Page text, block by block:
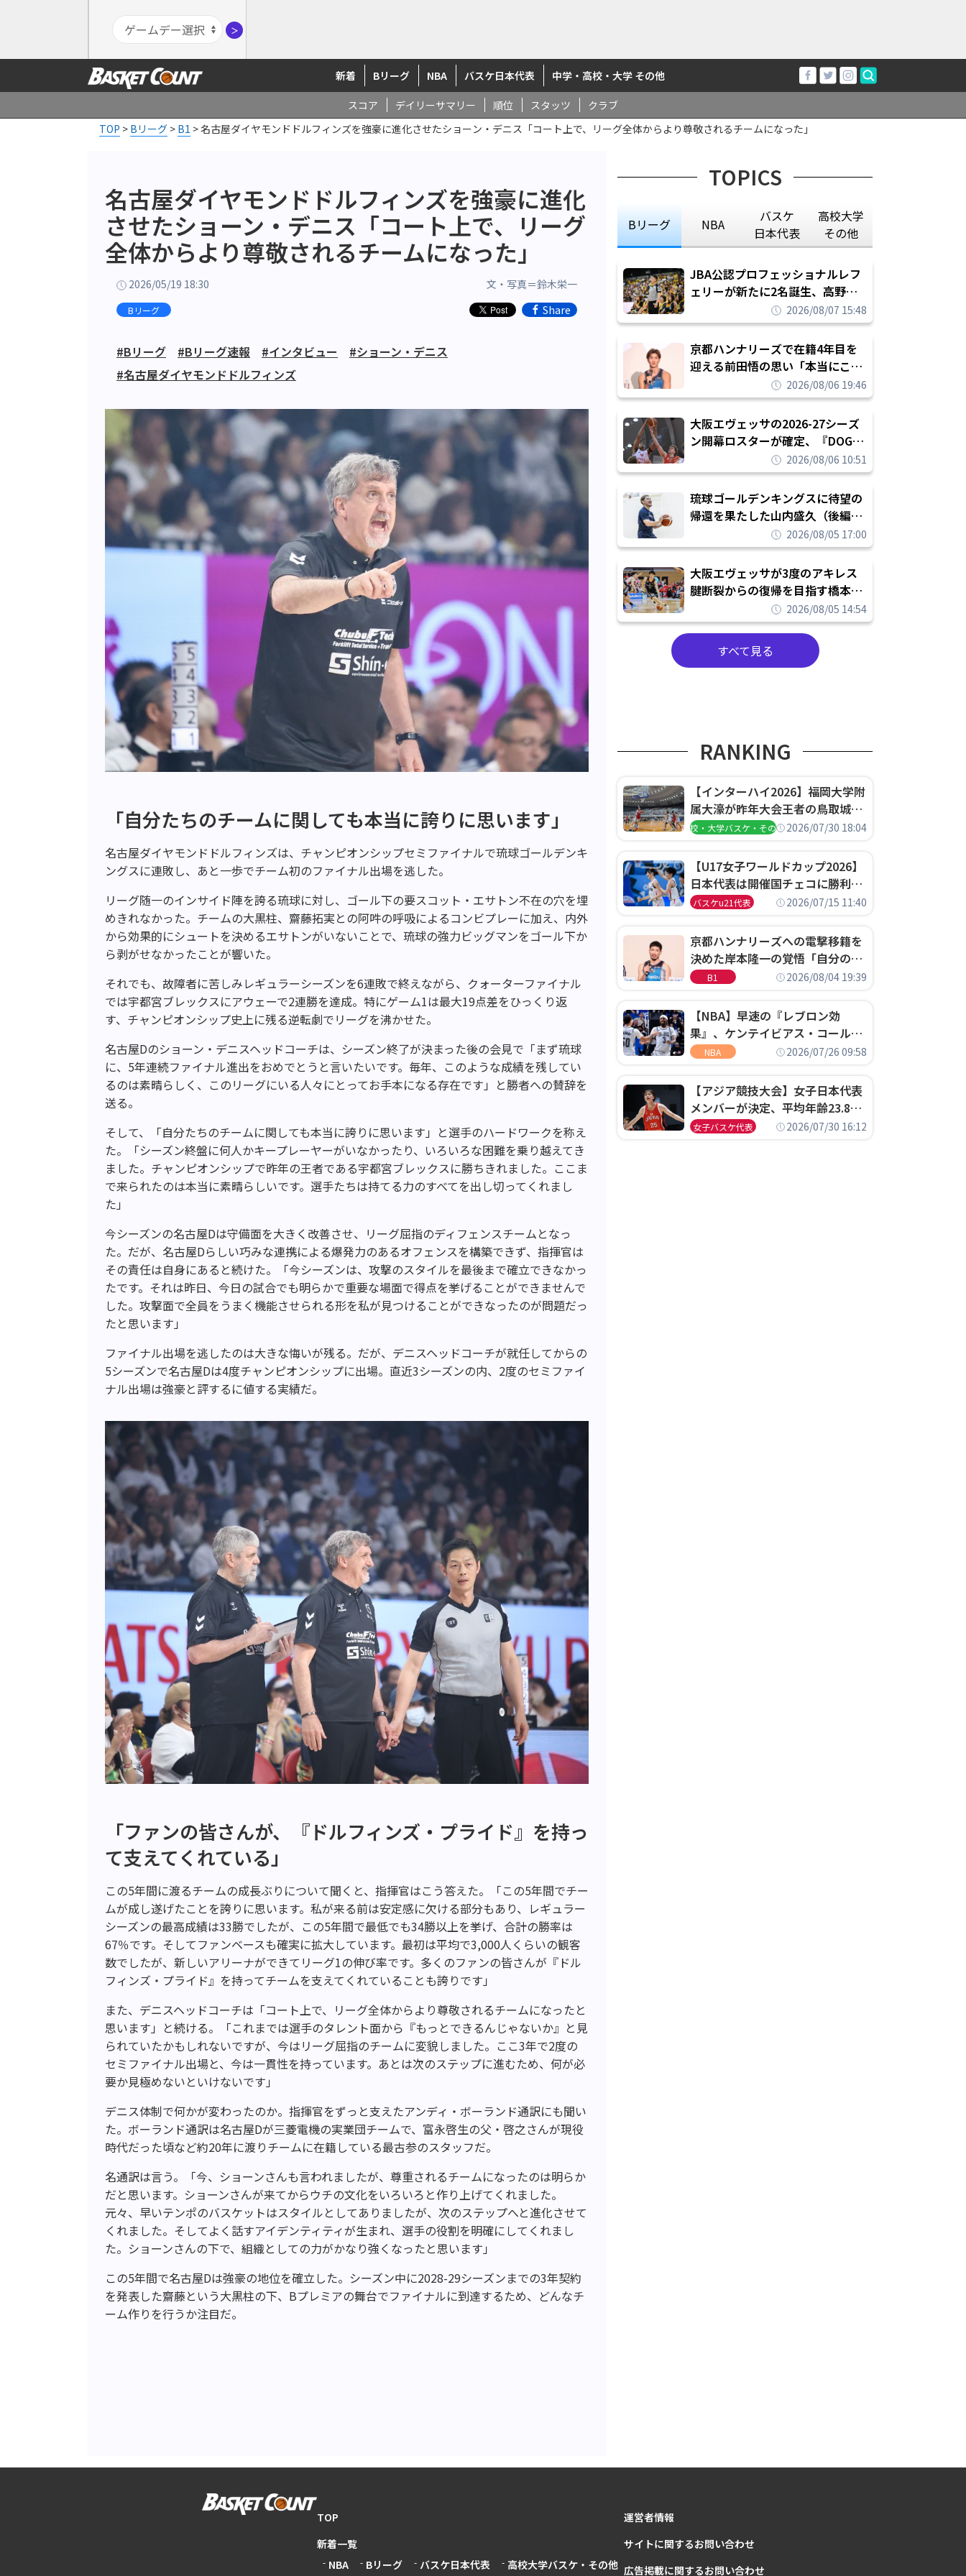
＞
新着 Bリーグ NBA バスケ日本代表 中学・高校・大学 その他
スコア デイリーサマリー 順位 スタッツ
クラブ
TOP > Bリーグ > B1 >名古屋ダイヤモンドドルフィンズを強豪に進化させたショーン・デニス「コート上で、リーグ全体からより尊敬されるチームになった」
名古屋ダイヤモンドドルフィンズを強豪に進化
させたショーン・デニス「コート上で、リーグ
全体からより尊敬されるチームになった」
2026/05/19 18:30 文・写真＝鈴木栄一
Bリーグ Share
#Bリーグ #Bリーグ速報 #インタビュー
#ショーン・デニス
#名古屋ダイヤモンドドルフィンズ
「自分たちのチームに関しても本当に誇りに思います」
名古屋ダイヤモンドドルフィンズは、チャンピオンシップセミファイナルで琉球ゴールデンキ
ングスに連敗し、あと一歩でチーム初のファイナル出場を逃した。
リーグ随一のインサイド陣を誇る琉球に対し、ゴール下の要スコット・エサトン不在の穴を埋
めきれなかった。チームの大黒柱、齋藤拓実との阿吽の呼吸によるコンビプレーに加え、内外
から効果的にシュートを決めるエサトンがいないことで、琉球の強力ビッグマンをゴール下か
ら剥がせなかったことが響いた。
それでも、故障者に苦しみレギュラーシーズンを6連敗で終えながら、クォーターファイナル
では宇都宮ブレックスにアウェーで2連勝を達成。特にゲーム1は最大19点差をひっくり返
す、チャンピオンシップ史上に残る逆転劇でリーグを沸かせた。
名古屋Dのショーン・デニスヘッドコーチは、シーズン終了が決まった後の会見で「まず琉球
に、5年連続ファイナル進出をおめでとうと言いたいです。毎年、このような成績を残してい
るのは素晴らしく、このリーグにいる人々にとってお手本になる存在です」と勝者への賛辞を
送る。
そして、「自分たちのチームに関しても本当に誇りに思います」と選手のハードワークを称え
た。「シーズン終盤に何人かキープレーヤーがいなかったり、いろいろな困難を乗り越えてき
ました。チャンピオンシップで昨年の王者である宇都宮ブレックスに勝ちきれました。ここま
で来られたのは本当に素晴らしいです。選手たちは持てる力のすべてを出し切ってくれまし
た」
今シーズンの名古屋Dは守備面を大きく改善させ、リーグ屈指のディフェンスチームとなっ
た。だが、名古屋Dらしい巧みな連携による爆発力のあるオフェンスを構築できず、指揮官は
その責任は自身にあると続けた。「今シーズンは、攻撃のスタイルを最後まで確立できなかっ
たです。それは昨日、今日の試合でも明らかで重要な場面で得点を挙げることができませんで
した。攻撃面で全員をうまく機能させられる形を私が見つけることができなったのが問題だっ
たと思います」
ファイナル出場を逃したのは大きな悔いが残る。だが、デニスヘッドコーチが就任してからの
5シーズンで名古屋Dは4度チャンピオンシップに出場。直近3シーズンの内、2度のセミファイ
ナル出場は強豪と評するに値する実績だ。
「ファンの皆さんが、『ドルフィンズ・プライド』を持っ
て支えてくれている」
この5年間に渡るチームの成長ぶりについて聞くと、指揮官はこう答えた。「この5年間でチー
ムが成し遂げたことを誇りに思います。私が来る前は安定感に欠ける部分もあり、レギュラー
シーズンの最高成績は33勝でしたが、この5年間で最低でも34勝以上を挙げ、合計の勝率は
67％です。そしてファンベースも確実に拡大しています。最初は平均で3,000人くらいの観客
数でしたが、新しいアリーナができてリーグ1の伸び率です。多くのファンの皆さんが『ドル
フィンズ・プライド』を持ってチームを支えてくれていることも誇りです」
また、デニスヘッドコーチは「コート上で、リーグ全体からより尊敬されるチームになったと
思います」と続ける。「これまでは選手のタレント面から『もっとできるんじゃないか』と見
られていたかもしれないですが、今はリーグ屈指のチームに変貌しました。ここ3年で2度の
セミファイナル出場と、今は一貫性を持っています。あとは次のステップに進むため、何が必
要か見極めないといけないです」
デニス体制で何かが変わったのか。指揮官をずっと支えたアンディ・ボーランド通訳にも聞い
た。ボーランド通訳は名古屋Dが三菱電機の実業団チームで、富永啓生の父・啓之さんが現役
時代だった頃など約20年に渡りチームに在籍している最古参のスタッフだ。
名通訳は言う。「今、ショーンさんも言われましたが、尊重されるチームになったのは明らか
だと思います。ショーンさんが来てからウチの文化をいろいろと作り上げてくれました。
元々、早いテンポのバスケットはスタイルとしてありましたが、次のステップへと進化させて
くれました。そしてよく話すアイデンティティが生まれ、選手の役割を明確にしてくれまし
た。ショーンさんの下で、組織としての力がかなり強くなったと思います」
この5年間で名古屋Dは強豪の地位を確立した。シーズン中に2028-29シーズンまでの3年契約
を発表した齋藤という大黒柱の下、Bプレミアの舞台でファイナルに到達するため、どんなチ
ーム作りを行うか注目だ。
TOPICS
Bリーグ NBA
バスケ
日本代表
高校大学
その他
JBA公認プロフェッショナルレフ
ェリーが新たに2名誕生、高野晃
平は16年間続けた会社員生活に別
れを告げてプロ転向を決断
2026/08/07 15:48
京都ハンナリーズで在籍4年目を
迎える前田悟の思い「本当にこの
チームで勝ちたい、負けたまま舐
められたまま終わりたくない」
2026/08/06 19:46
大阪エヴェッサの2026-27シーズ
ン開幕ロスターが確定、『DOG
FIGHT』のチームカルチャーを推
し進めて結果を求めるシーズンへ
2026/08/06 10:51
琉球ゴールデンキングスに待望の
帰還を果たした山内盛久（後編）
「1人のウチナーンチュとしてみ
んなが誇りに思えるチームにして
いく」
2026/08/05 17:00
大阪エヴェッサが3度のアキレス
腱断裂からの復帰を目指す橋本拓
哉と契約を締結「もう一度コート
に立ちたい」
2026/08/05 14:54
すべて見る
RANKING
【インターハイ2026】福岡大学附
属大濠が昨年大会王者の鳥取城北
を撃破、大阪薫英女学院は岐阜女
高校・大学バスケ・その他2026/07/30 18:04
【U17女子ワールドカップ2026】
日本代表は開催国チェコに勝利し
て予選グループ3連勝で首位通
決定
バスケu21代表 2026/07/15 11:40
京都ハンナリーズへの電撃移籍を
決めた岸本隆一の覚悟「自分のエ
ゴというちっぽけなことのため
B1 2026/08/04 19:39
【NBA】早速の『レブロン効
果』、ケンテイビアス・コールド
ウェル・ポープがセブンティシク
NBA 2026/07/26 09:58
【アジア競技大会】女子日本代表
メンバーが決定、平均年齢23.8歳
のフレッシュなメンバーが日本開
女子バスケ代表 2026/07/30 16:12
TOP
新着一覧
NBA
Bリーグ バスケ日本代表 高校大学バスケ・その他
運営者情報
サイトに関するお問い合わせ
広告掲載に関するお問い合わせ